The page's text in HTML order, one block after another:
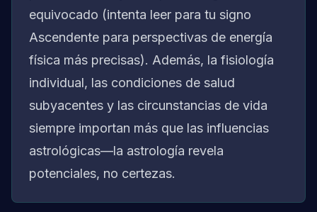
equivocado (intenta leer para tu signo
Ascendente para perspectivas de energía
física más precisas). Además, la fisiología
individual, las condiciones de salud
subyacentes y las circunstancias de vida
siempre importan más que las influencias
astrológicas—la astrología revela
potenciales, no certezas.